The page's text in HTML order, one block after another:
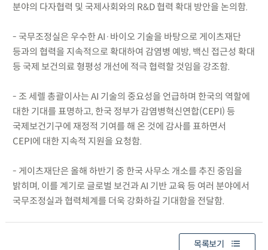
분야의 다자협력 및 국제사회와의 R&D 협력 확대 방안을 논의함.
- 국무조정실은 우수한 AI·바이오 기술을 바탕으로 게이츠재단
등과의 협력을 지속적으로 확대하여 감염병 예방, 백신 접근성 확대
등 국제 보건의료 형평성 개선에 적극 협력할 것임을 강조함.
- 조 세렐 총괄이사는 AI 기술의 중요성을 언급하며 한국의 역할에
대한 기대를 표명하고, 한국 정부가 감염병혁신연합(CEPI) 등
국제보건기구에 재정적 기여를 해 온 것에 감사를 표하면서
CEPI에 대한 지속적 지원을 요청함.
- 게이츠재단은 올해 하반기 중 한국 사무소 개소를 추진 중임을
밝히며, 이를 계기로 글로벌 보건과 AI 기반 교육 등 여러 분야에서
국무조정실과 협력체계를 더욱 강화하길 기대함을 전달함.
목록보기